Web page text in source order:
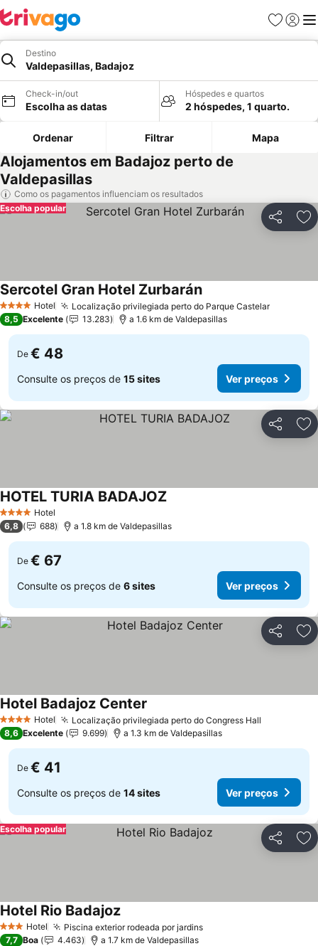
Favoritos
Iniciar
Destino
Valdepasillas, Badajoz
Check-in/out
Escolha as datas
Hóspedes e quartos
2 hóspedes, 1 quarto.
Ordenar Filtrar Mapa
Alojamentos em Badajoz perto de
Valdepasillas
Como os pagamentos influenciam os resultados
Partilhar
Escolha popular
4 EstrelasHotel Localização privilegiada perto do Parque CastelarVer
Sercotel Gran Hotel ZurbaránVer preços
8,5 Excelente 13.283 a 1.6 km de Valdepasillas
De € 48
Consulte os preços de 15 sites Ver preços
Partilhar
4 EstrelasHotel
HOTEL TURIA BADAJOZVer preços
6,8 688 a 1.8 km de Valdepasillas
De € 67
Consulte os preços de 6 sites Ver preços
Partilhar
4 EstrelasHotel Localização privilegiada perto do Congress Hall
Hotel Badajoz Center
8,6 Excelente 9.699 a 1.3 km de Valdepasillas
De € 41
Consulte os preços de 14 sites Ver preços
Partilhar
Escolha popular
3 EstrelasHotel Piscina exterior rodeada por jardinsVer preços
Hotel Rio BadajozVer preços
7,7 Boa 4.463 a 1.7 km de Valdepasillas